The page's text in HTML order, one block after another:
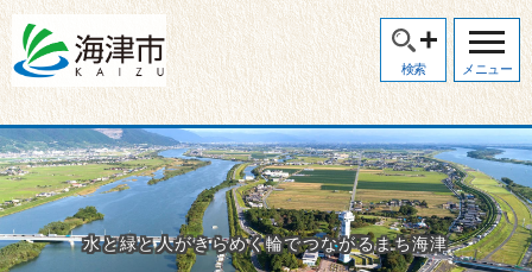
検索 メニュー
水と緑と人がきらめく輪でつながるまち海津